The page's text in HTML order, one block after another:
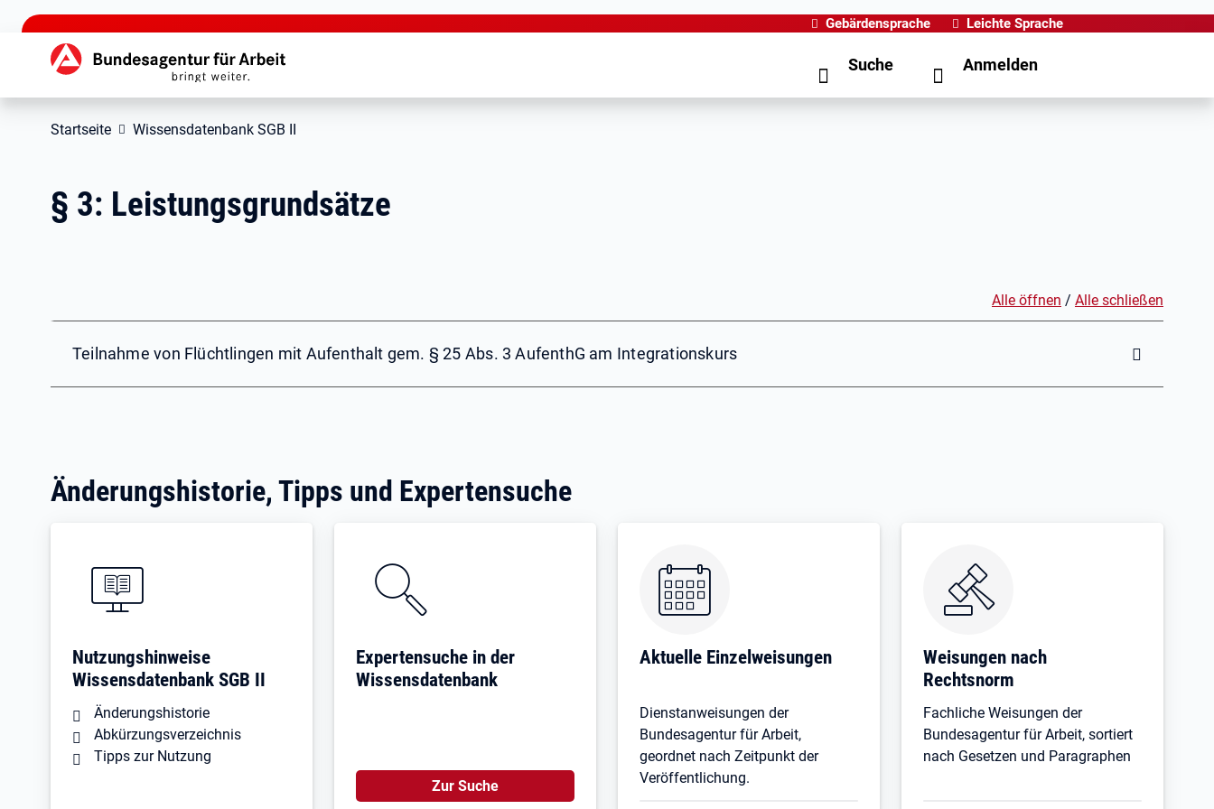
zu den Hauptinhalten springen
Gebärdensprache Leichte Sprache
Hauptnavigation Suche Anmelden
Startseite Wissensdatenbank SGB II
§ 3: Leistungsgrundsätze
Alle öffnen / Alle schließen
Teilnahme von Flüchtlingen mit Aufenthalt gem. § 25 Abs. 3 AufenthG am Integrationskurs
Änderungshistorie, Tipps und Expertensuche
Nutzungshinweise
Wissensdatenbank SGB II
Änderungshistorie
Abkürzungsverzeichnis
Tipps zur Nutzung
Expertensuche in der
Wissensdatenbank
Zur Suche
Aktuelle Einzelweisungen
Dienstanweisungen der
Bundesagentur für Arbeit,
geordnet nach Zeitpunkt der
Veröffentlichung.
Weisungen nach
Rechtsnorm
Fachliche Weisungen der
Bundesagentur für Arbeit, sortiert
nach Gesetzen und Paragraphen